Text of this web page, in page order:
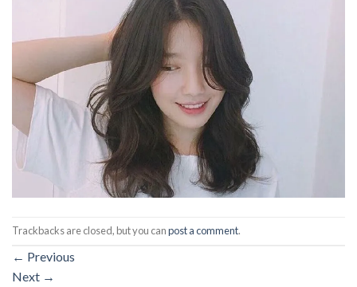
Trackbacks are closed, but you canpost a comment.
← Previous
Next →